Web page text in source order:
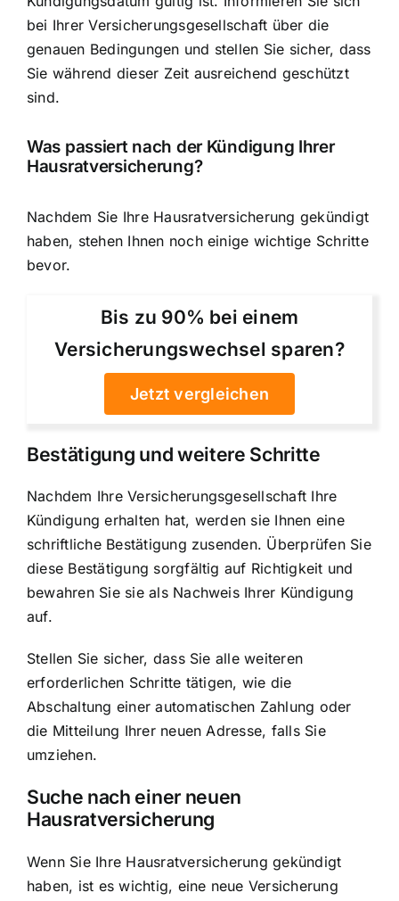
bei Ihrer Versicherungsgesellschaft über die
genauen Bedingungen und stellen Sie sicher, dass
Sie während dieser Zeit ausreichend geschützt
sind.
Was passiert nach der Kündigung Ihrer
Hausratversicherung?
Nachdem Sie Ihre Hausratversicherung gekündigt
haben, stehen Ihnen noch einige wichtige Schritte
bevor.
Bis zu 90% bei einem
Versicherungswechsel sparen?
Jetzt vergleichen
Bestätigung und weitere Schritte
Nachdem Ihre Versicherungsgesellschaft Ihre
Kündigung erhalten hat, werden sie Ihnen eine
schriftliche Bestätigung zusenden. Überprüfen Sie
diese Bestätigung sorgfältig auf Richtigkeit und
bewahren Sie sie als Nachweis Ihrer Kündigung
auf.
Stellen Sie sicher, dass Sie alle weiteren
erforderlichen Schritte tätigen, wie die
Abschaltung einer automatischen Zahlung oder
die Mitteilung Ihrer neuen Adresse, falls Sie
umziehen.
Suche nach einer neuen
Hausratversicherung
Wenn Sie Ihre Hausratversicherung gekündigt
haben, ist es wichtig, eine neue Versicherung